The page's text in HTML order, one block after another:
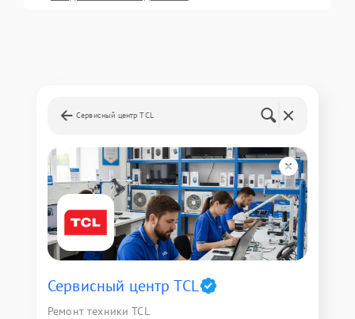
Сервисный центр TCL
Сервисный центр TCL
Ремонт техники TCL